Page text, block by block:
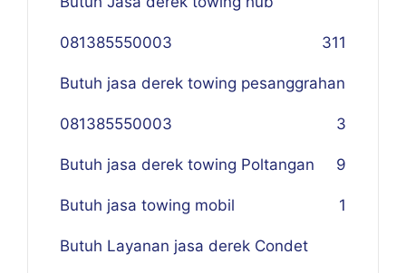
081385550003 311
Butuh jasa derek towing pesanggrahan
081385550003 3
Butuh jasa derek towing Poltangan 9
Butuh jasa towing mobil 1
Butuh Layanan jasa derek Condet